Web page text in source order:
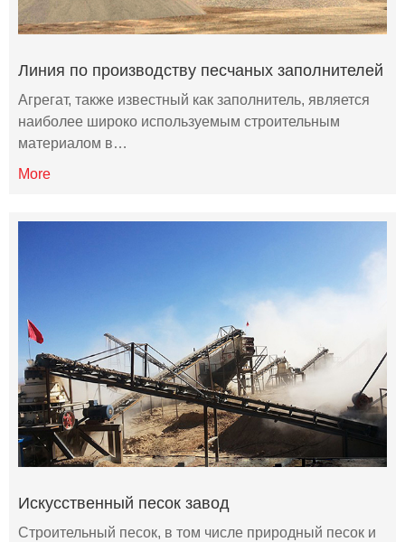
Линия по производству песчаных заполнителей
Агрегат, также известный как заполнитель, является
наиболее широко используемым строительным
материалом в…
More
Искусственный песок завод
Строительный песок, в том числе природный песок и